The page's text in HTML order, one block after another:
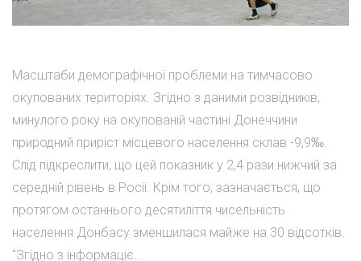
Масштаби демографічної проблеми на тимчасово
окупованих територіях. Згідно з даними розвідників,
минулого року на окупованій частині Донеччини
природний приріст місцевого населення склав -9,9‰.
Слід підкреслити, що цей показник у 2,4 рази нижчий за
середній рівень в Росії. Крім того, зазначається, що
протягом останнього десятиліття чисельність
населення Донбасу зменшилася майже на 30 відсотків.
"Згідно з інформаціє...